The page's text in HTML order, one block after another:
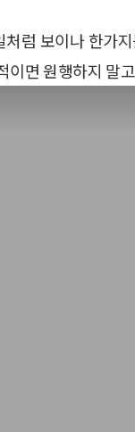
럼 보이나 한가
면 원행하지 말